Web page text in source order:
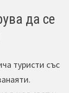
да се
туристи със